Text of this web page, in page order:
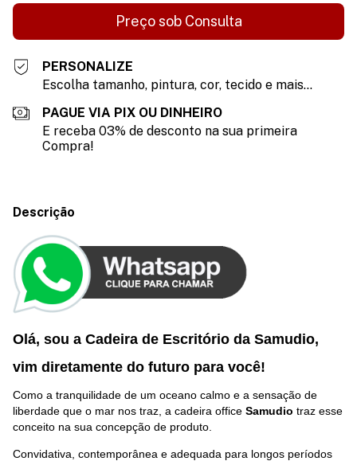
PERSONALIZE
Escolha tamanho, pintura, cor, tecido e mais...
PAGUE VIA PIX OU DINHEIRO
E receba 03% de desconto na sua primeira
Compra!
Descrição
Olá, sou a Cadeira de Escritório da Samudio,
vim diretamente do futuro para você!
Como a tranquilidade de um oceano calmo e a sensação de
liberdade que o mar nos traz, a cadeira office Samudio traz esse
conceito na sua concepção de produto.
Convidativa, contemporânea e adequada para longos períodos